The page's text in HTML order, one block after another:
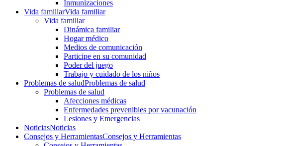
Inmunizaciones
Vida familiarVida familiar
Vida familiar
Dinámica familiar
Hogar médico
Medios de comunicación
Participe en su comunidad
Poder del juego
Trabajo y cuidado de los niños
Problemas de saludProblemas de salud
Problemas de salud
Afecciones médicas
Enfermedades prevenibles por vacunación
Lesiones y Emergencias
NoticiasNoticias
Consejos y HerramientasConsejos y Herramientas